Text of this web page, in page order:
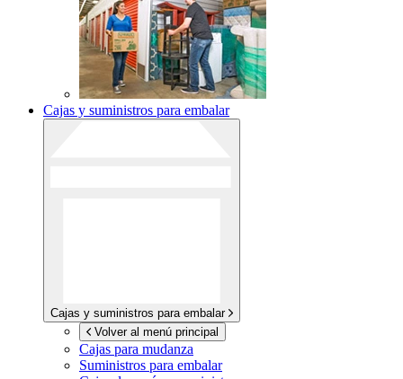
Cajas y suministros para embalar
Cajas y suministros para embalar
Volver al menú principal
Cajas para mudanza
Suministros para embalar